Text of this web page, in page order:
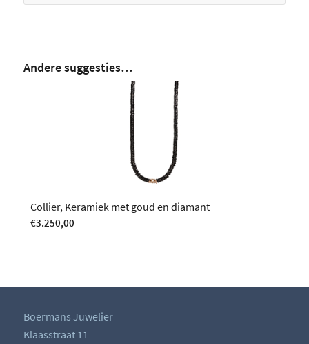
Andere suggesties…
Collier, Keramiek met goud en diamant
€3.250,00
Boermans Juwelier
Klaasstraat 11